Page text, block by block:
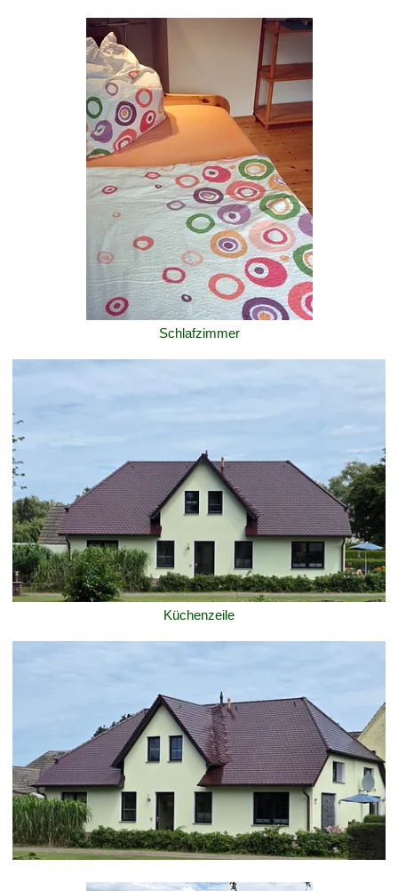
Schlafzimmer
Küchenzeile